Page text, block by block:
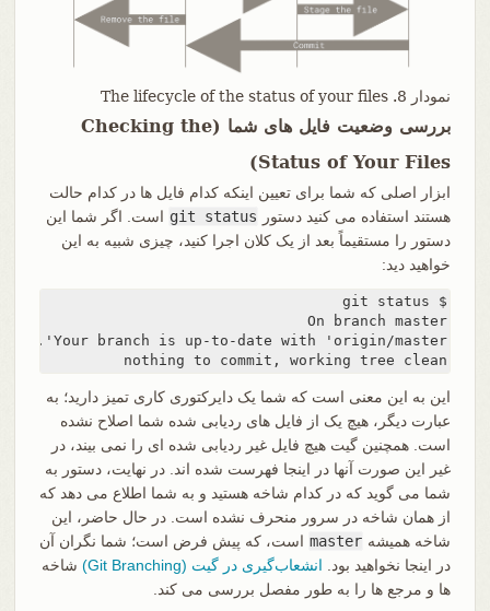
نمودار 8. The lifecycle of the status of your files
بررسی وضعیت فایل های شما (Checking the
Status of Your Files)
ابزار اصلی که شما برای تعیین اینکه کدام فایل ها در کدام حالت
هستند استفاده می کنید دستور
git status است. اگر شما این
دستور را مستقیماً بعد از یک کلان اجرا کنید، چیزی شبیه به این
خواهید دید:
$ git status
On branch master
nothing to commit, working tree clean
این به این معنی است که شما یک دایرکتوری کاری تمیز دارید؛ به
عبارت دیگر، هیچ یک از فایل های ردیابی شده شما اصلاح نشده
است. همچنین گیت هیچ فایل غیر ردیابی شده ای را نمی بیند، در
غیر این صورت آنها در اینجا فهرست شده اند. در نهایت، دستور به
شما می گوید که در کدام شاخه هستید و به شما اطلاع می دهد که
از همان شاخه در سرور منحرف نشده است. در حال حاضر، این
شاخه همیشه master است، که پیش فرض است؛ شما نگران آن
در اینجا نخواهید بود. انشعاب‌گیری در گیت (Git Branching)
شاخه
ها و مرجع ها را به طور مفصل بررسی می کند.